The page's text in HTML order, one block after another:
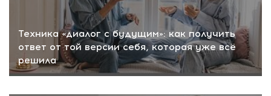
Техника «диалог с будущим»: как получить
ответ от той версии себя, которая уже всё
решила